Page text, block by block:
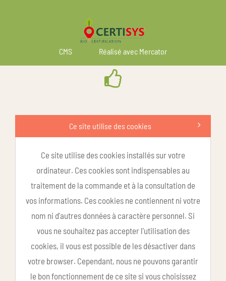
CMS Réalisé avec Mercator
Ce site utilise des cookies
Ce site utilise des cookies installés sur votre
ordinateur. Ces cookies sont indispensables au
traitement de la commande et à la consultation de
vos informations. Ces cookies ne contiennent ni votre
nom ni d'autres données à caractère personnel. Si
vous ne souhaitez pas accepter l'utilisation des
cookies, il vous est possible de les désactiver dans
votre browser. Cependant, nous ne pouvons garantir
le bon fonctionnement de ce site si vous choisissez